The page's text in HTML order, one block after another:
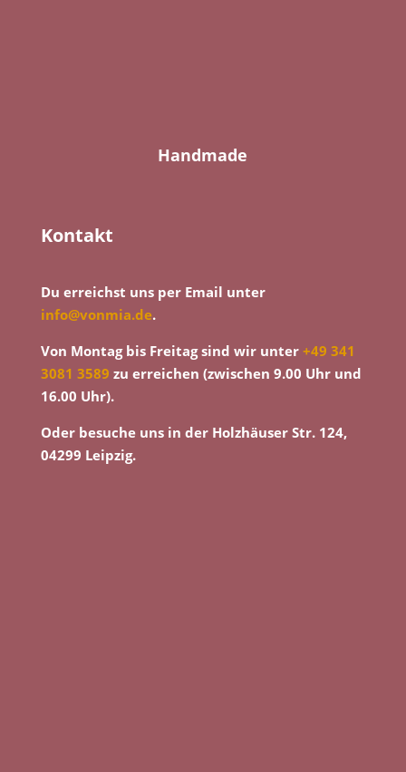
Handmade
Kontakt
Du erreichst uns per Email unter
info@vonmia.de.
Von Montag bis Freitag sind wir unter +49 341
3081 3589 zu erreichen (zwischen 9.00 Uhr und
16.00 Uhr).
Oder besuche uns in der Holzhäuser Str. 124,
04299 Leipzig.